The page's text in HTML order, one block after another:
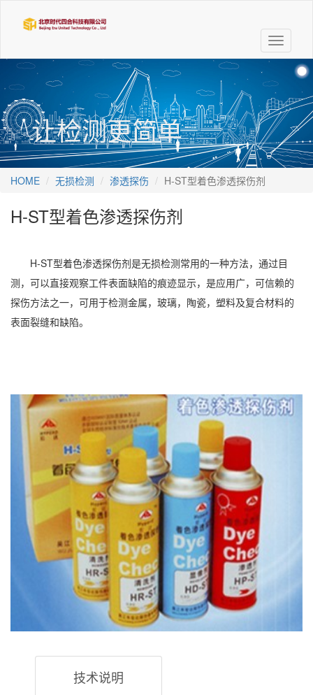
Toggle
让检测更简单
HOME 无损检测 渗透探伤 H-ST型着色渗透探伤剂
H-ST型着色渗透探伤剂
H-ST型着色渗透探伤剂是无损检测常用的一种方法，通过目
测，可以直接观察工件表面缺陷的痕迹显示，是应用广，可信赖的
探伤方法之一，可用于检测金属，玻璃，陶瓷，塑料及复合材料的
表面裂缝和缺陷。
技术说明